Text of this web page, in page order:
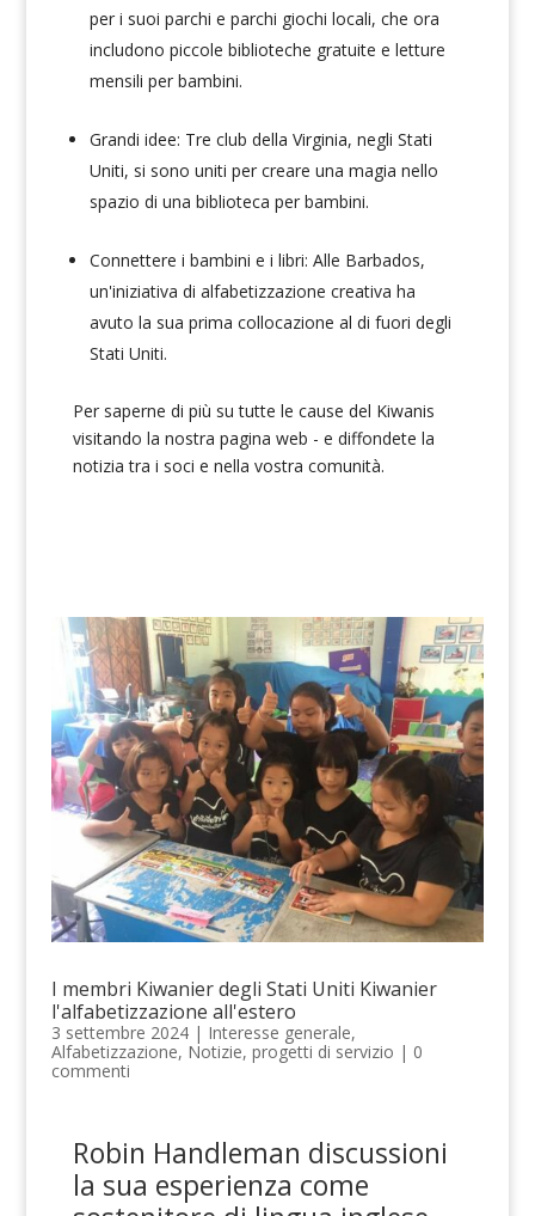
per i suoi parchi e parchi giochi locali, che ora
includono piccole biblioteche gratuite e letture
mensili per bambini.
Grandi idee: Tre club della Virginia, negli Stati
Uniti, si sono uniti per creare una magia nello
spazio di una biblioteca per bambini.
Connettere i bambini e i libri: Alle Barbados,
un'iniziativa di alfabetizzazione creativa ha
avuto la sua prima collocazione al di fuori degli
Stati Uniti.
Per saperne di più su tutte le cause del Kiwanis
visitando la nostra pagina web - e diffondete la
notizia tra i soci e nella vostra comunità.
I membri Kiwanier degli Stati Uniti Kiwanier
l'alfabetizzazione all'estero
3 settembre 2024| Interesse generale,
Alfabetizzazione, Notizie, progetti di servizio | 0
commenti
Robin Handleman discussioni
la sua esperienza come